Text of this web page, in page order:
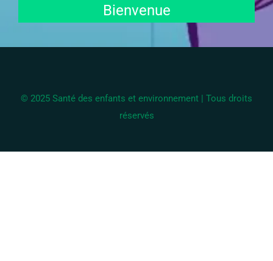
Bienvenue
© 2025 Santé des enfants et environnement | Tous droits
réservés